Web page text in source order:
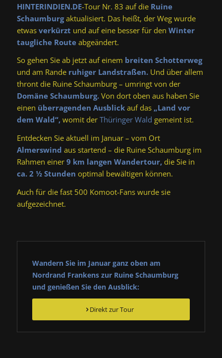
HINTERINDIEN.DE-Tour Nr. 83 auf die Ruine
Schaumburgaktualisiert. Das heißt, der Weg wurde
etwas verkürzt und auf eine besser für den Winter
taugliche Routeabgeändert.
So gehen Sie ab jetzt auf einem breiten Schotterweg
und am Rande ruhiger Landstraßen.Und über allem
thront die Ruine Schaumburg – umringt von der
Domäne Schaumburg.Von dort oben aus haben Sie
einen überragenden Ausblickauf das„Land vor
dem Wald“,womit der Thüringer Wald gemeint ist.
Entdecken Sie aktuell im Januar – vom Ort
Almerswind aus startend – die Ruine Schaumburg im
Rahmen einer 9 km langen Wandertour,die Sie in
ca. 2 ½ Stunden optimal bewältigen können.
Auch für die fast 500 Komoot-Fans wurde sie
aufgezeichnet.
Wandern Sie im Januar ganz oben am
Nordrand Frankens zur Ruine Schaumburg
und genießen Sie den Ausblick:
Direkt zur Tour